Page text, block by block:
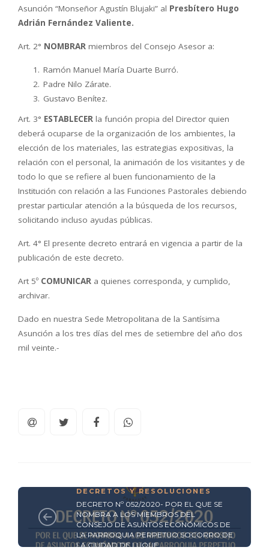
Asunción “Monseñor Agustín Blujaki” al Presbítero Hugo
Adrián Fernández Valiente.
Art. 2° NOMBRAR miembros del Consejo Asesor a:
Ramón Manuel María Duarte Burró.
Padre Nilo Zárate.
Gustavo Benítez.
Art. 3° ESTABLECER la función propia del Director quien
deberá ocuparse de la organización de los ambientes, la
elección de los materiales, las estrategias expositivas, la
relación con el personal, la animación de los visitantes y de
todo lo que se refiere al buen funcionamiento de la
Institución con relación a las Funciones Pastorales debiendo
prestar particular atención a la búsqueda de los recursos,
solicitando incluso ayudas públicas.
Art. 4° El presente decreto entrará en vigencia a partir de la
publicación de este decreto.
Art 5º COMUNICAR a quienes corresponda, y cumplido,
archivar.
Dado en nuestra Sede Metropolitana de la Santísima
Asunción a los tres días del mes de setiembre del año dos
mil veinte.-
DECRETOS Y RESOLUCIONES
DECRETO Nº 052/2020- POR EL QUE SE
NOMBRA A LOS MIEMBROS DEL
CONSEJO DE ASUNTOS ECONÓMICOS DE
LA PARROQUIA PERPETUO SOCORRO DE
LA CIUDAD DE LUQUE